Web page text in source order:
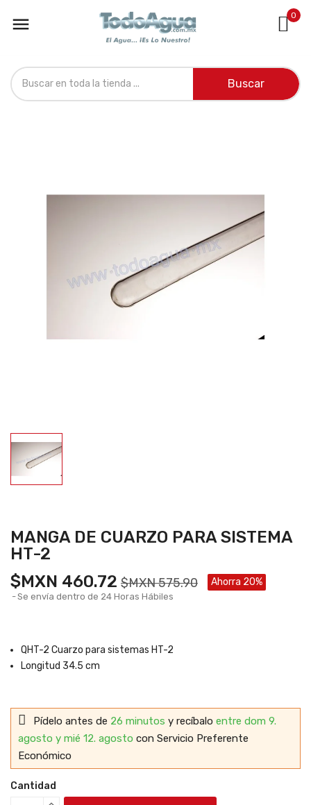
 0
Buscar
MANGA DE CUARZO PARA SISTEMA
HT-2
$MXN 460.72 $MXN 575.90 Ahorra 20%
Se envía dentro de 24 Horas Hábiles
QHT-2 Cuarzo para sistemas HT-2
Longitud 34.5 cm
Pídelo antes de 26 minutos y recíbalo entre dom 9.
agosto y mié 12. agosto con Servicio Preferente
Económico
Cantidad